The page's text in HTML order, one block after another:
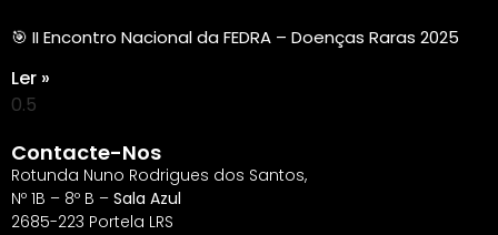
🎯 II Encontro Nacional da FEDRA – Doenças Raras 2025
Ler »
Contacte-Nos
Rotunda Nuno Rodrigues dos Santos,
Nº 1B – 8º B – Sala Azul
2685-223 Portela LRS